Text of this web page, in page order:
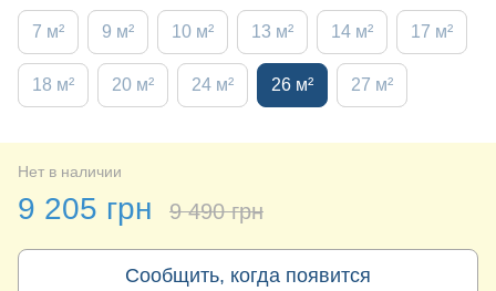
7 м² 9 м² 10 м² 13 м² 14 м² 17 м²
18 м² 20 м² 24 м² 26 м² 27 м²
Нет в наличии
9 205 грн 9 490 грн
Сообщить, когда появится